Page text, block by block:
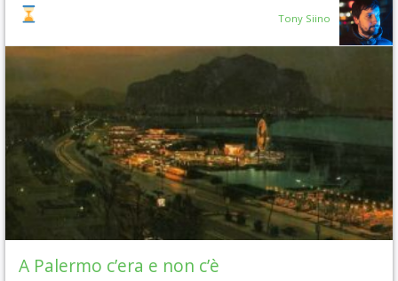
Tony Siino
A Palermo c’era e non c’è